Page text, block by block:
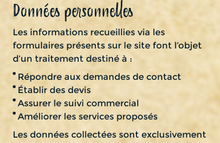
Données personnelles
Les informations recueillies via les
formulaires présents sur le site font l’objet
d’un traitement destiné à :
Répondre aux demandes de contact
Établir des devis
Assurer le suivi commercial
Améliorer les services proposés
Les données collectées sont exclusivement